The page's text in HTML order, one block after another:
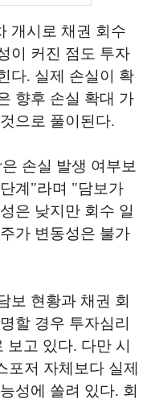
개시로 채권 회수
이 커진 점도 투자
다. 실제 손실이 확
향후 손실 확대 가
으로 풀이된다.
손실 발생 여부보
계"라며 "담보가
은 낮지만 회수 일
가 변동성은 불가
보 현황과 채권 회
할 경우 투자심리
보고 있다. 다만 시
포저 자체보다 실제
성에 쏠려 있다. 회